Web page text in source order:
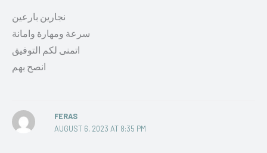
نجارين بارعين
سرعة ومهارة وامانة
اتمنى لكم التوفيق
انصح بهم
FERAS
AUGUST 6, 2023 AT 8:35 PM